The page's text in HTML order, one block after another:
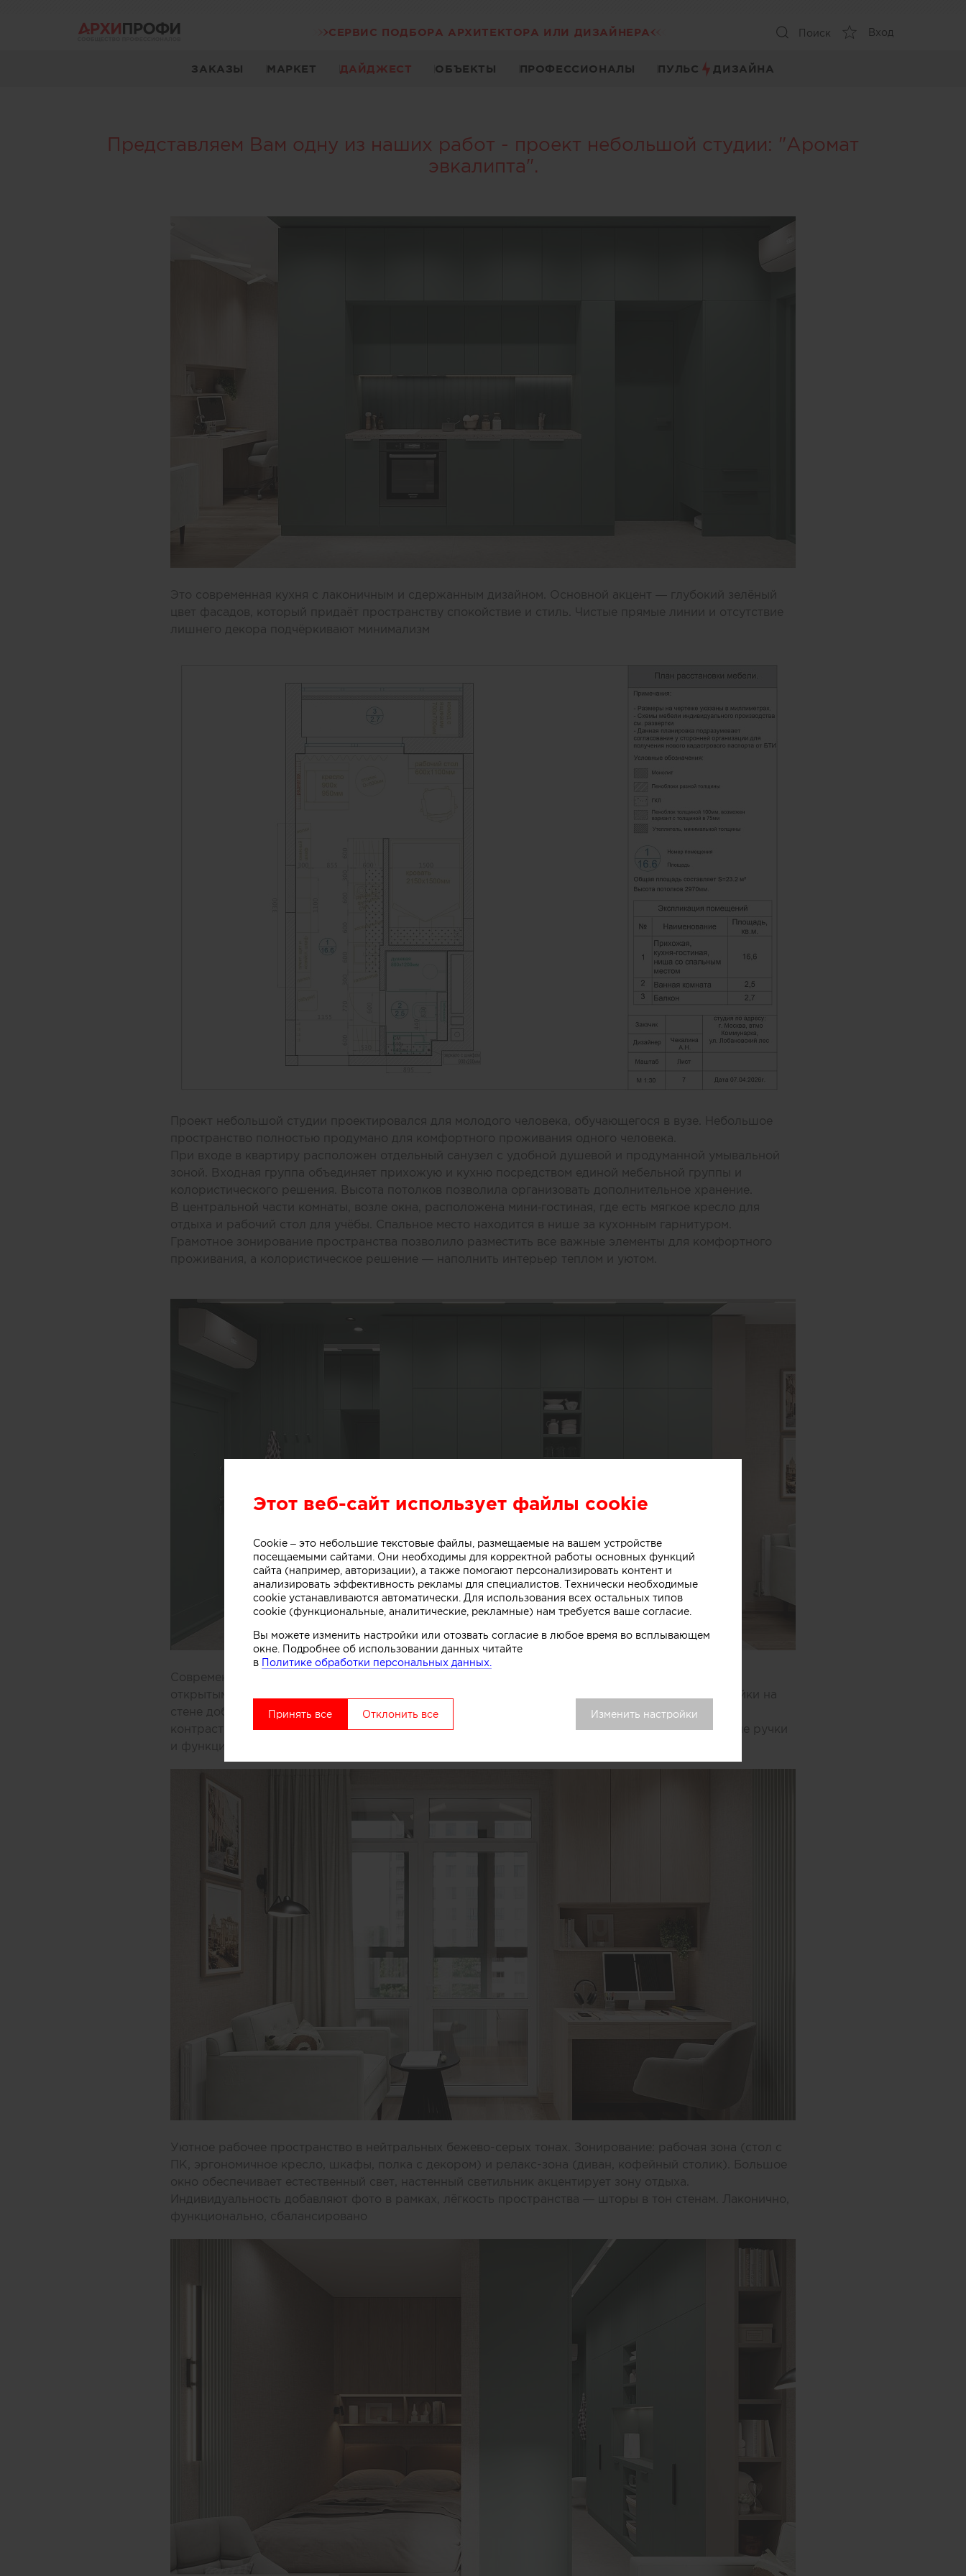
СЕРВИС ПОДБОРА АРХИТЕКТОРА ИЛИ ДИЗАЙНЕРА Поиск Вход
ЗАКАЗЫ МАРКЕТ ДАЙДЖЕСТ ОБЪЕКТЫ ПРОФЕССИОНАЛЫ ПУЛЬС ДИЗАЙНА
Представляем Вам одну из наших работ - проект небольшой студии: "Аромат
эвкалипта".
Это современная кухня с лаконичным и сдержанным дизайном. Основной акцент — глубокий зелёный
цвет фасадов, который придаёт пространству спокойствие и стиль. Чистые прямые линии и отсутствие
лишнего декора подчёркивают минимализм
Проект небольшой студии проектировался для молодого человека, обучающегося в вузе. Небольшое
пространство полностью продумано для комфортного проживания одного человека.
При входе в квартиру расположен отдельный санузел с удобной душевой и продуманной умывальной
зоной. Входная группа объединяет прихожую и кухню посредством единой мебельной группы и
колористического решения. Высота потолков позволила организовать дополнительное хранение.
В центральной части комнаты, возле окна, расположена мини‑гостиная, где есть мягкое кресло для
отдыха и рабочий стол для учёбы. Спальное место находится в нише за кухонным гарнитуром.
Грамотное зонирование пространства позволило разместить все важные элементы для комфортного
проживания, а колористическое решение — наполнить интерьер теплом и уютом.
Современная прихожая в тёмно-зелёных тонах. Центральный элемент — вместительный шкаф с
открытыми и закрытыми секциями, подсветкой и зонированием для хранения. Вертикальные рейки на
стене добавляют ритм, пуф на деревянных ножках создает зону для переобувания. Светлый пол
контрастирует с мебелью, встроенное освещение подчёркивает лаконичность. Минималистичные ручки
и функциональные крючки завершают образ — уютно и практично
Уютное рабочее пространство в нейтральных бежево-серых тонах. Зонирование: рабочая зона (стол с
ПК, эргономичное кресло, шкафы, полка с декором) и релакс-зона (диван, кофейный столик). Большое
окно обеспечивает естественный свет, настенный светильник акцентирует зону отдыха.
Индивидуальность добавляют фото в рамках, лёгкость пространства — шторы в тон стенам. Лаконично,
функционально, сбалансировано
Этот веб-сайт использует файлы cookie
Cookie – это небольшие текстовые файлы, размещаемые на вашем устройстве
посещаемыми сайтами. Они необходимы для корректной работы основных функций
сайта (например, авторизации), а также помогают персонализировать контент и
анализировать эффективность рекламы для специалистов. Технически необходимые
cookie устанавливаются автоматически. Для использования всех остальных типов
cookie (функциональные, аналитические, рекламные) нам требуется ваше согласие.
Вы можете изменить настройки или отозвать согласие в любое время во всплывающем
окне. Подробнее об использовании данных читайте
в Политике обработки персональных данных.
Принять все Отклонить все Изменить настройки